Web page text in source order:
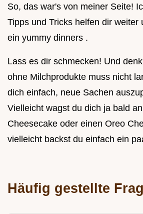
So, das war's von meiner Seite!
Tipps und Tricks helfen dir weiter
ein yummy dinners .
Lass es dir schmecken! Und
ohne Milchprodukte muss nicht
dich einfach, neue Sachen
Vielleicht wagst du dich ja bald
Cheesecake oder einen Oreo
vielleicht backst du einfach ein
Häufig gestellte